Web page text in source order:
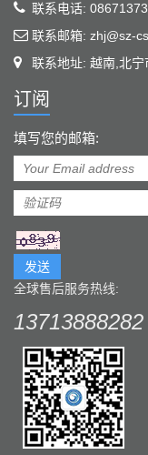
联系电话:
联系邮箱: zhj@sz-
联系地址: 越南,北
订阅
填写您的邮箱:
发送
全球售后服务热线:
13713888282